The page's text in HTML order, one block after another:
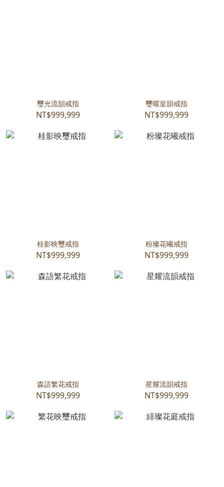
璽光流韻戒指
NT$999,999
璽曜皇韻戒指
NT$999,999
桂影映璽戒指
NT$999,999
粉璨花曦戒指
NT$999,999
森語繁花戒指
NT$999,999
星耀流韻戒指
NT$999,999